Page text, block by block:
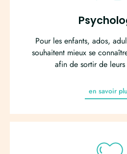
Pour les enfants, ados,
souhaitent mieux se
afin de sortir de
en savoir